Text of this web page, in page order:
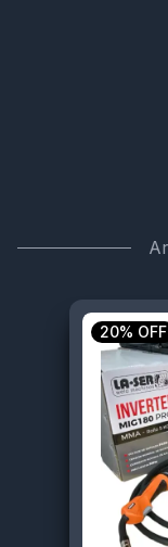
20% OFF